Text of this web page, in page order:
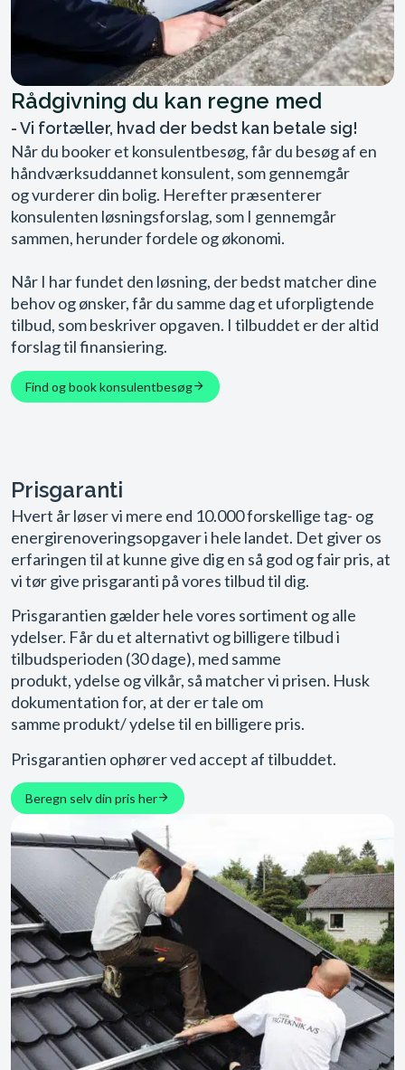
Rådgivning du kan regne med
- Vi fortæller, hvad der bedst kan betale sig!
Når du booker et konsulentbesøg, får du besøg af en
håndværksuddannet konsulent, som gennemgår
og vurderer din bolig. Herefter præsenterer
konsulenten løsningsforslag, som I gennemgår
sammen, herunder fordele og økonomi.
Når I har fundet den løsning, der bedst matcher dine
behov og ønsker, får du samme dag et uforpligtende
tilbud, som beskriver opgaven. I tilbuddet er der altid
forslag til finansiering.
Find og book konsulentbesøg
Prisgaranti
Hvert år løser vi mere end 10.000 forskellige tag- og
energirenoveringsopgaver i hele landet. Det giver os
erfaringen til at kunne give dig en så god og fair pris, at
vi tør give prisgaranti på vores tilbud til dig.
Prisgarantien gælder hele vores sortiment og alle
ydelser. Får du et alternativt og billigere tilbud i
tilbudsperioden (30 dage), med samme
produkt, ydelse og vilkår, så matcher vi prisen. Husk
dokumentation for, at der er tale om
samme produkt/ ydelse til en billigere pris.
Prisgarantien ophører ved accept af tilbuddet.
Beregn selv din pris her